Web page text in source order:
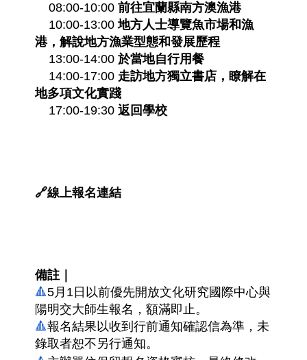
08:00-10:00 前往宜蘭縣南方澳漁港
10:00-13:00 地方人士導覽魚市場和漁
港，解說地方漁業型態和發展歷程
13:00-14:00 於當地自行用餐
14:00-17:00 走訪地方獨立書店，瞭解在
地多項文化實踐
17:00-19:30 返回學校
🔗線上報名連結
備註｜
🔺5月1日以前優先開放文化研究國際中心與
陽明交大師生報名，額滿即止。
🔺報名結果以收到行前通知確認信為準，未
錄取者恕不另行通知。